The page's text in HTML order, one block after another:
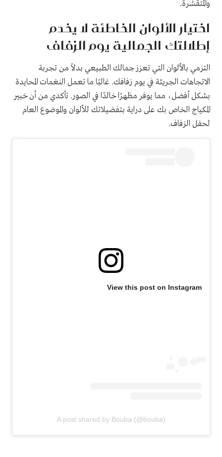
والمتقشرة.
اختيار الألوان الخاطئة لا يخدم
إطلالتك الجمالية يوم الزفاف
التزمي بالألوان التي تعزز جمالك الطبيعي بدلاً من تجربة
الاتجاهات الجريئة في يوم زفافك. غالبًا ما تعمل النغمات المحايدة
بشكل أفضل، مما يوفر مظهرًا خالدًا في الصور. تأكدي من أن خبير
المكياج الخاص بك على دراية بتفضيلاتك للألوان والموضوع العام
لحفل الزفاف.
View this post on Instagram
A post shared by Bouba (@bouba)